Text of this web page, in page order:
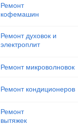
Ремонт
кофемашин
Ремонт духовок и
электроплит
Ремонт микроволновок
Ремонт кондиционеров
Ремонт
вытяжек